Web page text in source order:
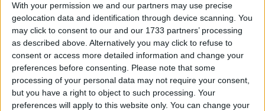
With your permission we and our partners may use precise
geolocation data and identification through device scanning. You
may click to consent to our and our 1733 partners’ processing
as described above. Alternatively you may click to refuse to
consent or access more detailed information and change your
preferences before consenting.
Please note that some
processing of your personal data may not require your consent,
but you have a right to object to such processing. Your
preferences will apply to this website only. You can change your
In evidenza ,Notizie,Sicurezza informatica
The Internet Archive ha subito un attacco DDoS e un data
breach nello stesso momento.
Solo una domanda: perché attaccare un servizio così utile
alla comunità?
10 Ottobre 2024
1 commento